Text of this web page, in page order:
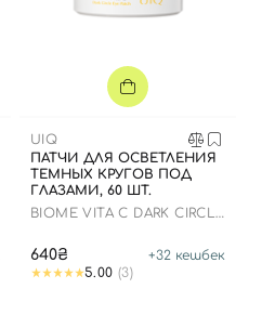
UIQ
ПАТЧИ ДЛЯ ОСВЕТЛЕНИЯ
ТЕМНЫХ КРУГОВ ПОД
ГЛАЗАМИ, 60 ШТ.
BIOME VITA C DARK CIRCLE
640₴ +32 кешбек
5.00 (3)